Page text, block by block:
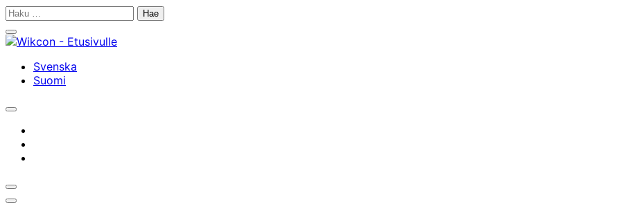
Siirry
Haku:
Sulje
hakupalkki
Svenska
Suomi
Avaa/sulje
Avaa/sulje
hakupalkki
Päävalikko